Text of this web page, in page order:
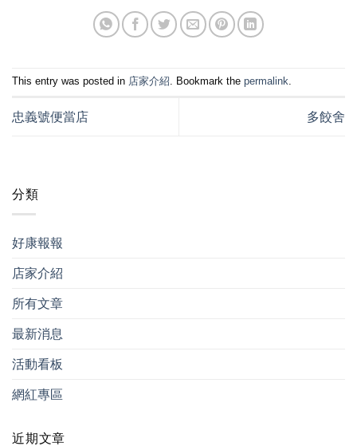
分類
好康報報
店家介紹
所有文章
最新消息
活動看板
網紅專區
近期文章
This entry was posted in 店家介紹. Bookmark the permalink.
忠義號便當店 多餃舍